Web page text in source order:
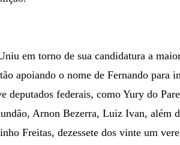
em torno de sua candidatura a
apoiando o nome de Fernando para
federais, como Yury do
Arnon Bezerra, Luiz Ivan, além
Freitas, dezessete dos vinte um